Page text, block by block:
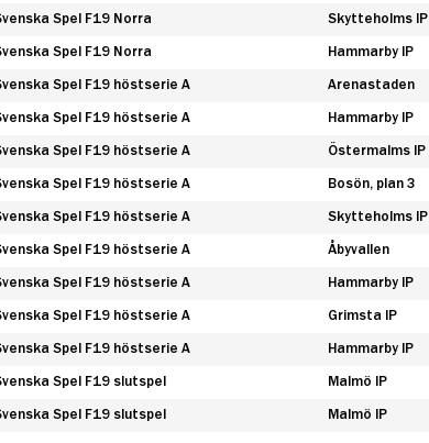
Spel F19 Norra Skytteholms IP
Spel F19 Norra Hammarby IP
Spel F19 höstserie A Arenastaden
Spel F19 höstserie A Hammarby IP
Spel F19 höstserie A Östermalms IP
Spel F19 höstserie A Bosön, plan 3
Spel F19 höstserie A Skytteholms IP
Spel F19 höstserie A Åbyvallen
Spel F19 höstserie A Hammarby IP
Spel F19 höstserie A Grimsta IP
Spel F19 höstserie A Hammarby IP
Spel F19 slutspel Malmö IP
Spel F19 slutspel Malmö IP